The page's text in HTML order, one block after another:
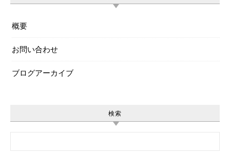
概要
お問い合わせ
ブログアーカイブ
検索